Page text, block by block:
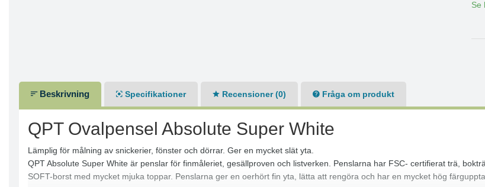
Se
Beskrivning Specifikationer Recensioner (0) Fråga om produkt
QPT Ovalpensel Absolute Super White
Lämplig för målning av snickerier, fönster och dörrar. Ger en mycket slät yta.
QPT Absolute Super White är penslar för finmåleriet, gesällproven och listverken. Penslarna har FSC- certifierat trä,
SOFT-borst med mycket mjuka toppar. Penslarna ger en oerhört fin yta, lätta att rengöra och har en mycket hög